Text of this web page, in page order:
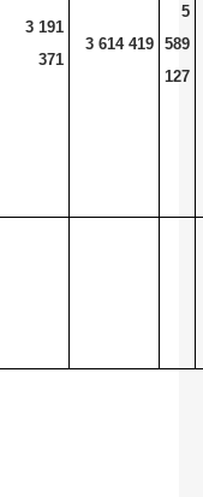
3 191
371
3 614 419
5
589
127